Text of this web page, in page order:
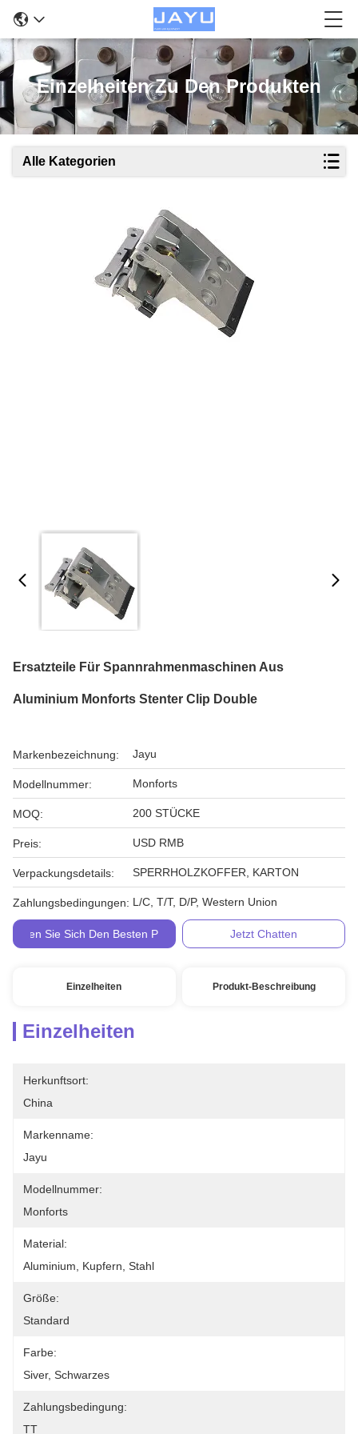
Einzelheiten Zu Den Produkten
Alle Kategorien
Ersatzteile Für Spannrahmenmaschinen Aus
Aluminium Monforts Stenter Clip Double
Markenbezeichnung: Jayu
Modellnummer: Monforts
MOQ: 200 STÜCKE
Preis: USD RMB
Verpackungsdetails: SPERRHOLZKOFFER, KARTON
Zahlungsbedingungen: L/C, T/T, D/P, Western Union
Holen Sie Sich Den Besten Preis Jetzt Chatten
Einzelheiten Produkt-Beschreibung
Einzelheiten
Herkunftsort:
China
Markenname:
Jayu
Modellnummer:
Monforts
Material:
Aluminium, Kupfern, Stahl
Größe:
Standard
Farbe:
Siver, Schwarzes
Zahlungsbedingung:
TT